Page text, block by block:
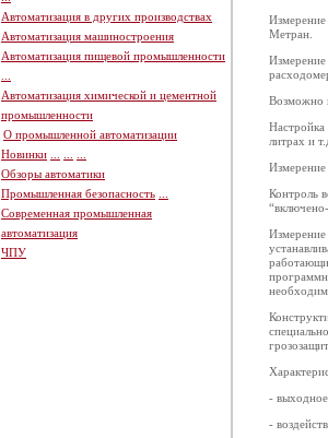
Автоматизация в других производствах
Автоматизация машиностроения
Автоматизация пищевой промышленности
Автоматизация химической и цементной
промышленности
О промышленной автоматизации
Новинки
Обзоры автоматики
Промышленная безопасность
Современная промышленная
автоматизация
ЧПУ
Метран.
Возможно
Настройка
литрах и
Измерение
Контроль
-
-